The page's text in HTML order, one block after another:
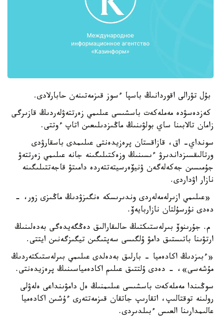
بۇل تۋرالى اقوردانىڭ باسپا ءسوز قىزمەتىنەن حابارلادى.
كەزدەسۋدە مەملەكەت باسشىسى عىلىمي زەرتتەۋلەردىڭ قازىرگى
زامان تالابىنا ساي بولۋىنىڭ ماڭىزدىلىعىن اتاپ ءوتتى.
سونداي- اق، قازاقستان پرەزيدەنتى عىلىمدى باسقارۋدى
ورتالىقسىزداندىرۋ ءىسىنىڭ وزەكتىلىگىنە جانە عىلىمي زەرتتەۋ
جۇمىسىن جەكەلەگەن ۋنيۆەرسيتەتتەردە دامىتۋ قاجەتتىلىگىنە
نازار اۋداردى.
«عىلىمي ازىرلەمەلەردى وندىرىسكە ەنگىزۋدىڭ ماڭىزى زور، -
دەدى نۇرسۇلتان نازاربايەۆ.
م. جۇرىنوۆ بىرلەستىكتىڭ حالىقارالىق دەڭگەيدەگى بەدەلىنىڭ
ارتۋىنا باتىستىق دامۋ ۇلگىسى سەپتىگىن تيگىزگەنىن ايتتى.
«ءبىزدىڭ اكادەميا - بارلىق بەدەلدى عىلىمي بىرلەستىكتەردىڭ
مۇشەسى»، - دەدى ۇلتتىق عىلىم اكادەمياسىنىڭ پرەزيدەنتى.
سوڭىندا مەملەكەت باسشىسى عىلىمنىڭ ەل دامۋىنداعى ەلەۋلى
رولىنە توقتالىپ، اتقارىپ جاتقان قىزمەتتەرى ءۇشىن اكادەميا
عالىمدارىنا العىس ءبىلدىردى.